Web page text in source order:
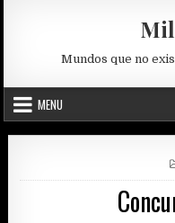
Mundos que no
MENU